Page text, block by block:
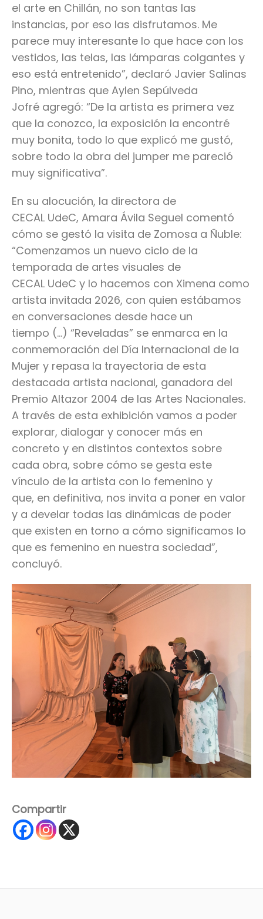
el arte en Chillán, no son tantas las
instancias, por eso las disfrutamos. Me
parece muy interesante lo que hace con los
vestidos, las telas, las lámparas colgantes y
eso está entretenido”, declaró Javier Salinas
Pino, mientras que Aylen Sepúlveda
Jofré agregó: “De la artista es primera vez
que la conozco, la exposición la encontré
muy bonita, todo lo que explicó me gustó,
sobre todo la obra del jumper me pareció
muy significativa”.
En su alocución, la directora de
CECAL UdeC, Amara Ávila Seguel comentó
cómo se gestó la visita de Zomosa a Ñuble:
“Comenzamos un nuevo ciclo de la
temporada de artes visuales de
CECAL UdeC y lo hacemos con Ximena como
artista invitada 2026, con quien estábamos
en conversaciones desde hace un
tiempo (…) “Reveladas” se enmarca en la
conmemoración del Día Internacional de la
Mujer y repasa la trayectoria de esta
destacada artista nacional, ganadora del
Premio Altazor 2004 de las Artes Nacionales.
A través de esta exhibición vamos a poder
explorar, dialogar y conocer más en
concreto y en distintos contextos sobre
cada obra, sobre cómo se gesta este
vínculo de la artista con lo femenino y
que, en definitiva, nos invita a poner en valor
y a develar todas las dinámicas de poder
que existen en torno a cómo significamos lo
que es femenino en nuestra sociedad”,
concluyó.
Compartir